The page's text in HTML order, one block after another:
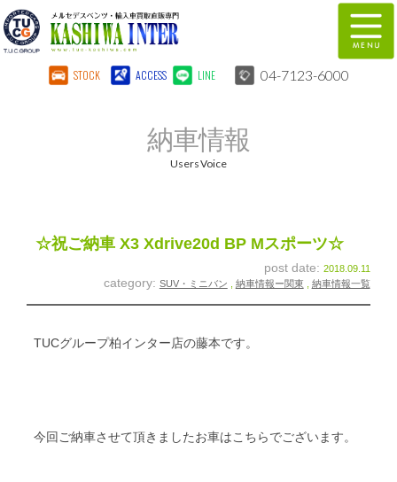
STOCK ACCESS LINE 04-7123-6000
全国納車 特別作業
自動車保険
リクルート
スタッフブログ 納車情報
納車情報
Users Voice
☆祝ご納車 X3 Xdrive20d BP Mスポーツ☆
post date: 2018.09.11
category: SUV・ミニバン 納車情報ー関東 納車情報一覧
TUCグループ柏インター店の藤本です。
今回ご納車させて頂きましたお車はこちらでございます。